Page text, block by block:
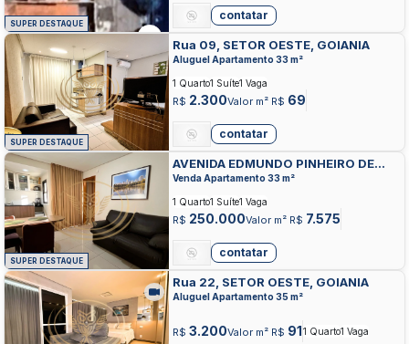
SUPER DESTAQUE
contatar
SUPER DESTAQUE
Rua 09, SETOR OESTE, GOIANIA
Aluguel Apartamento 33 m²
R$ 2.300Valor m² R$ 69
1 Quarto1 Suíte1 Vaga
contatar
SUPER DESTAQUE
AVENIDA EDMUNDO PINHEIRO DE
ABREU, SETOR PEDRO LUDOVICO,
Venda Apartamento 33 m²
R$ 250.000Valor m² R$ 7.575
1 Quarto1 Suíte1 Vaga
contatar
Rua 22, SETOR OESTE, GOIANIA
Aluguel Apartamento 35 m²
R$ 3.200Valor m² R$ 911 Quarto1 Vaga